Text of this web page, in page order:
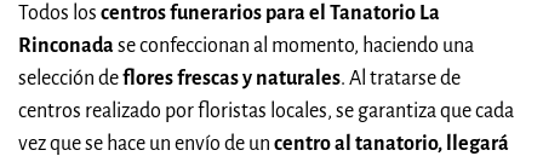
Todos los centros funerarios para el Tanatorio La
Rinconadase confeccionan al momento, haciendo una
selección deflores frescas y naturales. Al tratarse de
centros realizado por floristas locales, se garantiza que cada
vez que se hace un envío de un centro al tanatorio, llegará